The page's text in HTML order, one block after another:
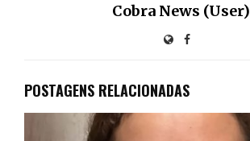
Cobra News (User)
POSTAGENS RELACIONADAS